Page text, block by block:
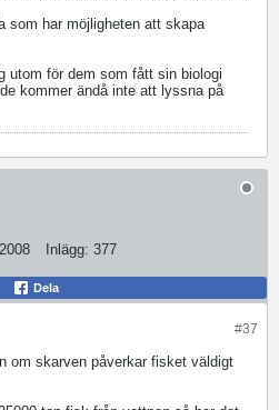
som har möjligheten att skapa
utom för dem som fått sin biologi
kommer ändå inte att lyssna på
Inlägg: 377
Dela
#37
om skarven påverkar fisket väldigt